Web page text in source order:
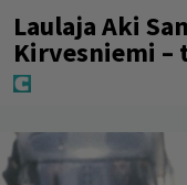
Laulaja Aki
Kirvesniemi –